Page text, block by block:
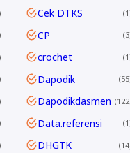
Cek DTKS 1
CP 3
crochet 1
Dapodik 55
Dapodikdasmen 122
Data.referensi 1
DHGTK 14